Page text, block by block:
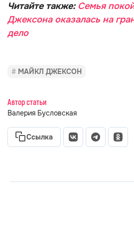
Читайте также: Семья
Джексона оказалась на
дело
МАЙКЛ ДЖЕКСОН
Автор статьи
Валерия Бусловская
Ссылка